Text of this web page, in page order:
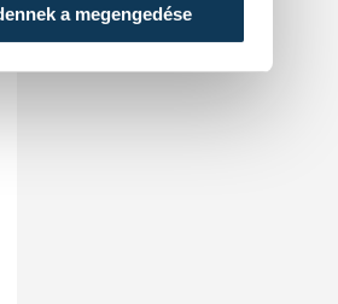
a megengedése